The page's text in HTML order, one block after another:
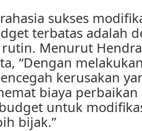
sukses
terbatas adalah
Menurut
“Dengan
kerusakan
biaya
untuk
bijak.”